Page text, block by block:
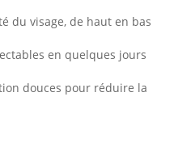
du visage, de haut en bas
en quelques jours
douces pour réduire la